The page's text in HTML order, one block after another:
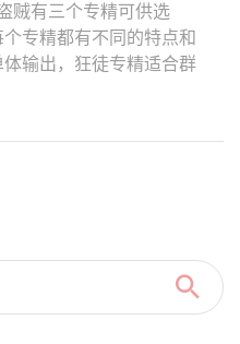
贼有三个专精可供选
专精都有不同的特点和
输出，狂徒专精适合群